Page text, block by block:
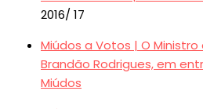
2016/ 17
Miúdos a Votos | O
Brandão Rodrigues, em
Miúdos